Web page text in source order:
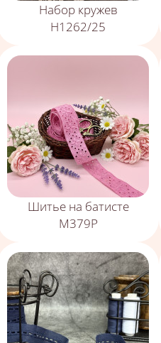
Набор кружев
Н1262/25
Шитье на батисте
М379Р